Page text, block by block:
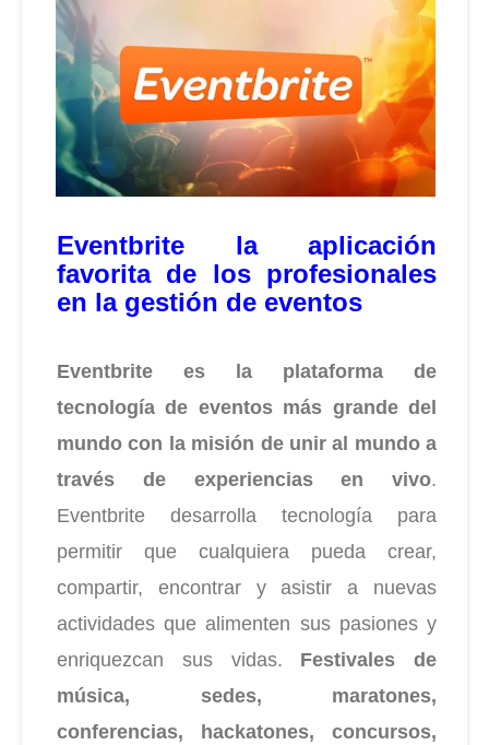
Eventbrite la aplicación
favorita de los profesionales
en la gestión de eventos
Eventbrite es la plataforma de
tecnología de eventos más grande del
mundo con la misión de unir al mundo a
través de experiencias en vivo.
Eventbrite desarrolla tecnología para
permitir que cualquiera pueda crear,
compartir, encontrar y asistir a nuevas
actividades que alimenten sus pasiones y
enriquezcan sus vidas. Festivales de
música, sedes, maratones,
conferencias, hackatones, concursos,